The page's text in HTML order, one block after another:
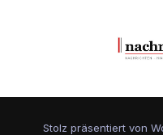
Stolz präsentiert von